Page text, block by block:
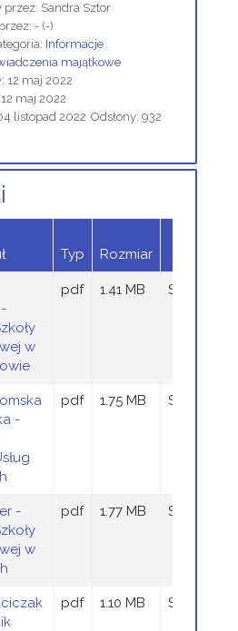
przez: Sandra Sztor
- (-)
Informacje
majątkowe
12 maj 2022
maj 2022
listopad 2022 Odsłony: 932
Typ Rozmiar
w
pdf 1.41 MB Sandra
-
pdf 1.75 MB Sandra
-
w
pdf 1.77 MB Sandra
pdf 1.10 MB Sandra